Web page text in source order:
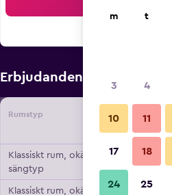
Erbjudanden från
Rumstyp
Klassiskt rum, okänd
sängtyp
Klassiskt rum, okänd
m t
3 4
10 11
17 18
24 25